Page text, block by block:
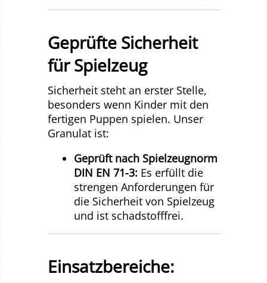
Geprüfte Sicherheit
für Spielzeug
Sicherheit steht an erster Stelle,
besonders wenn Kinder mit den
fertigen Puppen spielen. Unser
Granulat ist:
Geprüft nach Spielzeugnorm
DIN EN 71-3: Es erfüllt die
strengen Anforderungen für
die Sicherheit von Spielzeug
und ist schadstofffrei.
Einsatzbereiche: